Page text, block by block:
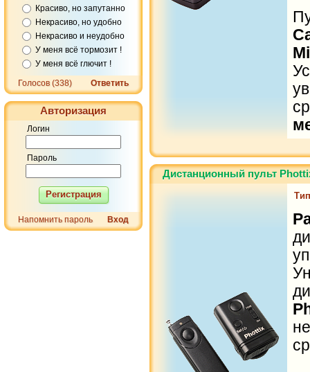
Красиво, но запутанно
Некрасиво, но удобно
Некрасиво и неудобно
У меня всё тормозит !
У меня всё глючит !
Голосов (338)
Ответить
Авторизация
Логин
Пароль
Регистрация
Напомнить пароль Вход
Дистанционный пульт